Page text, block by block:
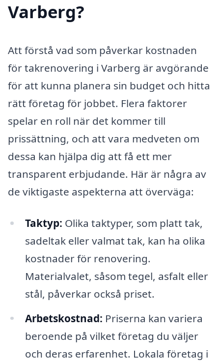
Varberg?
Att förstå vad som påverkar kostnaden
för takrenovering i Varberg är avgörande
för att kunna planera sin budget och hitta
rätt företag för jobbet. Flera faktorer
spelar en roll när det kommer till
prissättning, och att vara medveten om
dessa kan hjälpa dig att få ett mer
transparent erbjudande. Här är några av
de viktigaste aspekterna att överväga:
Taktyp: Olika taktyper, som platt tak,
sadeltak eller valmat tak, kan ha olika
kostnader för renovering.
Materialvalet, såsom tegel, asfalt eller
stål, påverkar också priset.
Arbetskostnad: Priserna kan variera
beroende på vilket företag du väljer
och deras erfarenhet. Lokala företag i